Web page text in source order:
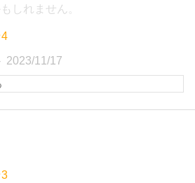
しれません。
2023/11/17